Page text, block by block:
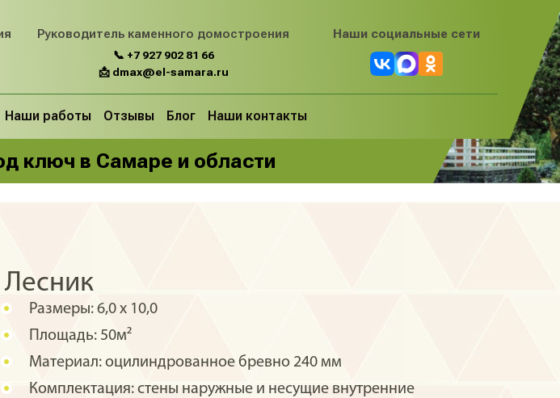
Руководитель каменного домостроения
📞 +7 927 902 81 66
📩 dmax@el-samara.ru
Наши социальные сети
Наши работы Отзывы Блог Наши контакты
ключ в Самаре и области
Лесник
Размеры: 6,0 х 10,0
Площадь: 50м²
Материал: оцилиндрованное бревно 240 мм
Комплектация: стены наружные и несущие внутренние